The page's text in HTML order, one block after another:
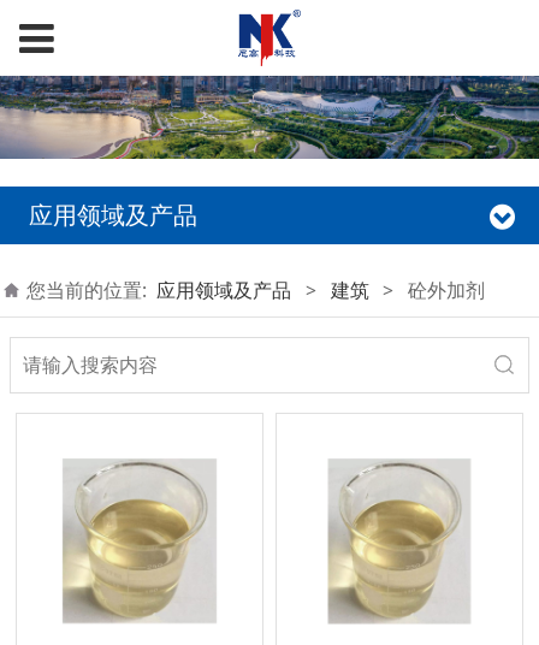
应用领域及产品
您当前的位置: 应用领域及产品 > 建筑 > 砼外加剂